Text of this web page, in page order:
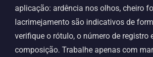
aplicação: ardência nos olhos, cheiro
lacrimejamento são indicativos de
verifique o rótulo, o número de registro
composição. Trabalhe apenas com